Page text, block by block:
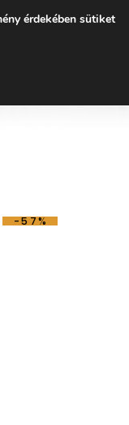
-57%
érdekében sütiket